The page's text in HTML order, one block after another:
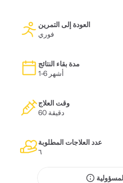
العودة إلى التمرين
فوري
مدة بقاء النتائج
1-6 أشهر
وقت العلاج
60 دقيقة
عدد العلاجات المطلوبة
٦